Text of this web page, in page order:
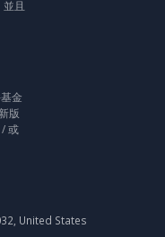
且
金
版
或
United States